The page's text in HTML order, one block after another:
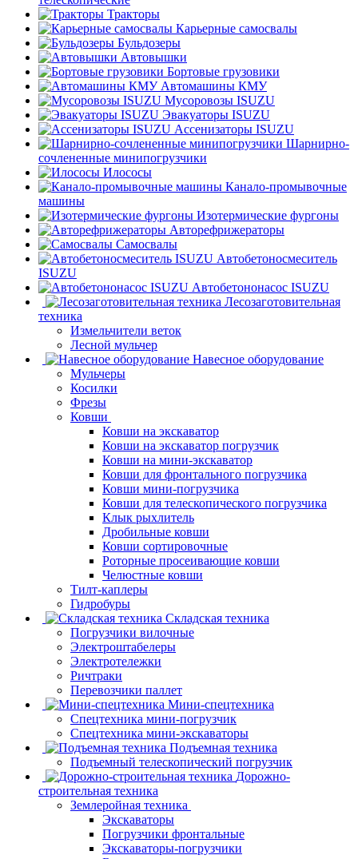
Тракторы
Карьерные самосвалы
Бульдозеры
Автовышки
Бортовые грузовики
Автомашины КМУ
Мусоровозы ISUZU
Эвакуаторы ISUZU
Ассенизаторы ISUZU
Шарнирно-
сочлененные минипогрузчики
Илососы
Канало-промывочные
машины
Изотермические фургоны
Авторефрижераторы
Самосвалы
Автобетоносмеситель
ISUZU
Автобетононасос ISUZU
Лесозаготовительная
техника
Измельчители веток
Лесной мульчер
Навесное оборудование
Мульчеры
Косилки
Фрезы
Ковши
Ковши на экскаватор
Ковши на экскаватор погрузчик
Ковши на мини-экскаватор
Ковши для фронтального погрузчика
Ковши мини-погрузчика
Ковши для телескопического погрузчика
Клык рыхлитель
Дробильные ковши
Ковши сортировочные
Роторные просеивающие ковши
Челюстные ковши
Тилт-каплеры
Гидробуры
Складская техника
Погрузчики вилочные
Электроштабелеры
Электротележки
Ричтраки
Перевозчики паллет
Мини-спецтехника
Спецтехника мини-погрузчик
Спецтехника мини-экскаваторы
Подъемная техника
Подъемный телескопический погрузчик
Дорожно-
строительная техника
Землеройная техника
Экскаваторы
Погрузчики фронтальные
Экскаваторы-погрузчики